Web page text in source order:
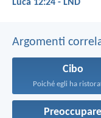
Luca 12:24 - LND
Argomenti
Cibo
Poiché egli ha
Preoccupare